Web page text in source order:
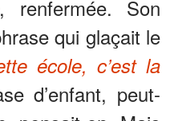
renfermée. Son
qui glaçait le
école, c’est la
d’enfant, peut-